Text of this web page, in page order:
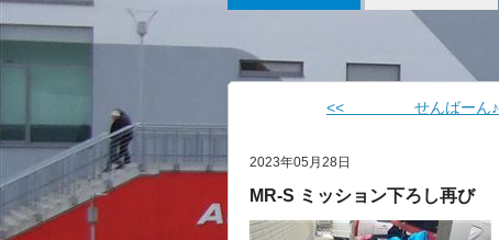
<< せんばーん♪
2023年05月28日
MR-S ミッション下ろし再び